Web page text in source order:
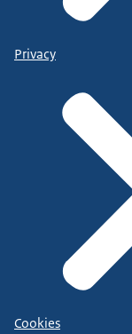
Privacy
Cookies